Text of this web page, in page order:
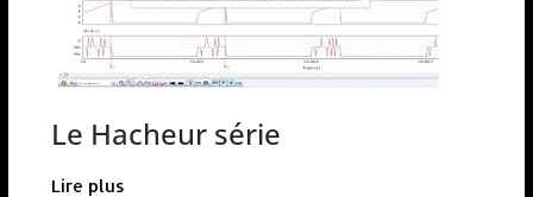
Le Hacheur série
Lire plus